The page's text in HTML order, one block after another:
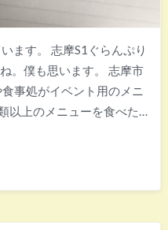
ます。 志摩S1ぐらんぷり
。僕も思います。 志摩市
事処がイベント用のメニ
以上のメニューを食べた…